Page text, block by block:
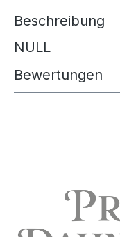
Beschreibung
NULL
Bewertungen